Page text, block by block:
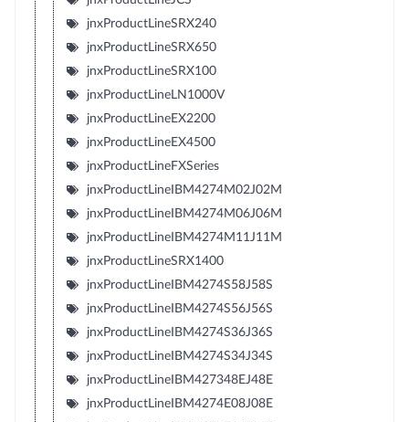
jnxProductLineSRX240
jnxProductLineSRX650
jnxProductLineSRX100
jnxProductLineLN1000V
jnxProductLineEX2200
jnxProductLineEX4500
jnxProductLineFXSeries
jnxProductLineIBM4274M02J02M
jnxProductLineIBM4274M06J06M
jnxProductLineIBM4274M11J11M
jnxProductLineSRX1400
jnxProductLineIBM4274S58J58S
jnxProductLineIBM4274S56J56S
jnxProductLineIBM4274S36J36S
jnxProductLineIBM4274S34J34S
jnxProductLineIBM427348EJ48E
jnxProductLineIBM4274E08J08E